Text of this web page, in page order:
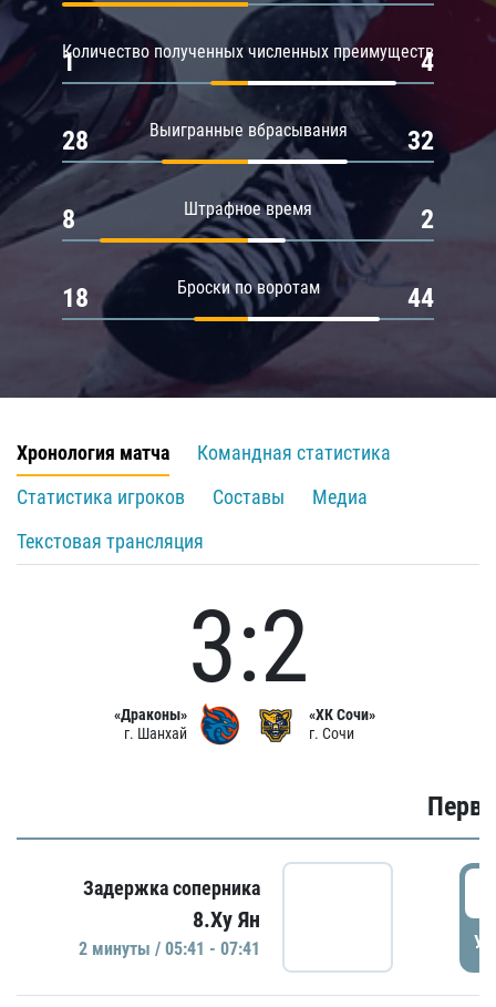
Количество полученных численных преимуществ
1 4
Выигранные вбрасывания
28 32
Штрафное время
8 2
Броски по воротам
18 44
Хронология матча
Командная статистика
Статистика игроков
Составы
Медиа
Текстовая трансляция
«Драконы»
г. Шанхай
3:2
«ХК Сочи»
г. Сочи
Задержка соперника
8.Ху Ян
2 минуты / 05:41 - 07:41